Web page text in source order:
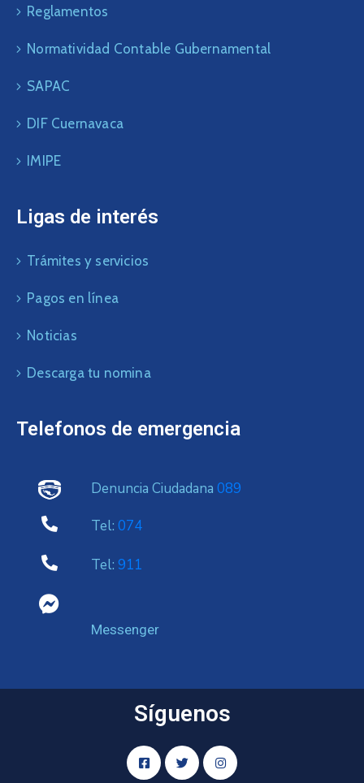
Reglamentos
Normatividad Contable Gubernamental
SAPAC
DIF Cuernavaca
IMIPE
Ligas de interés
Trámites y servicios
Pagos en línea
Noticias
Descarga tu nomina
Telefonos de emergencia
Denuncia Ciudadana 089
Tel: 074
Tel: 911
Messenger
Síguenos